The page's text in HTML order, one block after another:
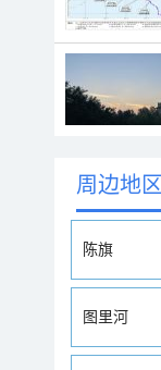
周边地区
陈旗
图里河